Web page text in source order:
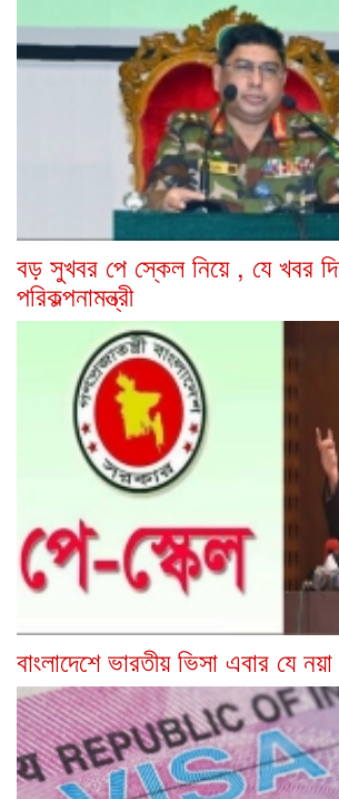
বড় সুখবর পে স্কেল নিয়ে , যে খবর
পরিকল্পনামন্ত্রী
বাংলাদেশে ভারতীয় ভিসা এবার যে নয়া